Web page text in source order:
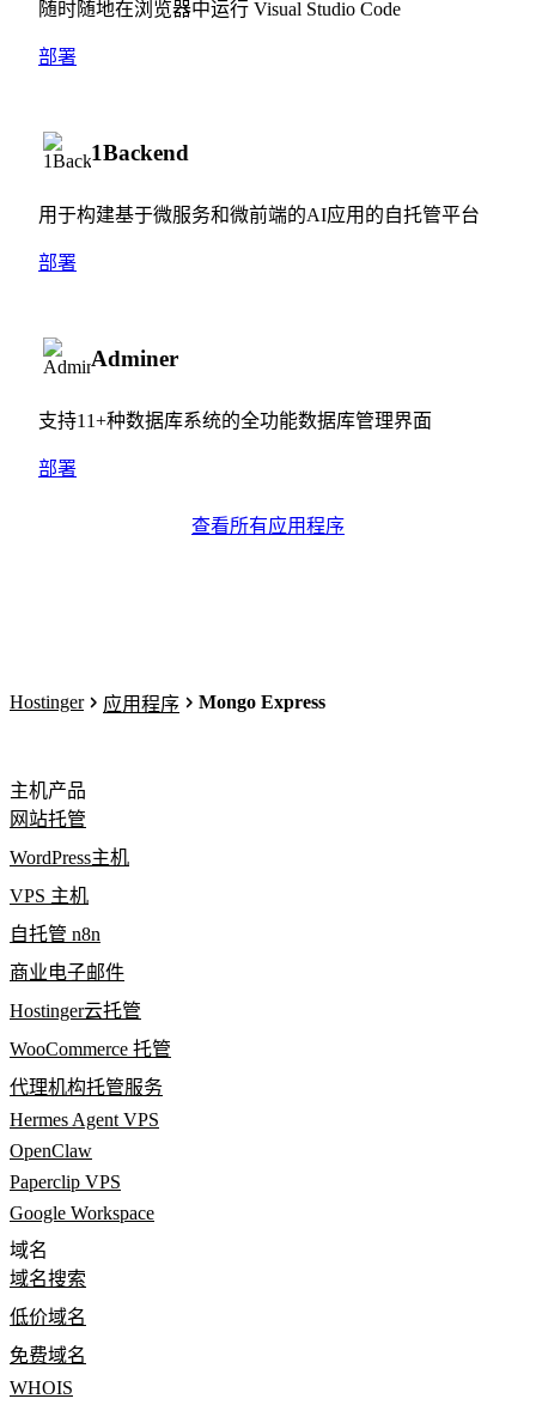
随时随地在浏览器中运行 Visual Studio Code
部署
1Backend
用于构建基于微服务和微前端的AI应用的自托管平台
部署
Adminer
支持11+种数据库系统的全功能数据库管理界面
部署
查看所有应用程序
Hostinger 应用程序 Mongo Express
主机产品
网站托管
WordPress主机
VPS 主机
自托管 n8n
商业电子邮件
Hostinger云托管
WooCommerce 托管
代理机构托管服务
Hermes Agent VPS
OpenClaw
Paperclip VPS
Google Workspace
域名
域名搜索
低价域名
免费域名
WHOIS